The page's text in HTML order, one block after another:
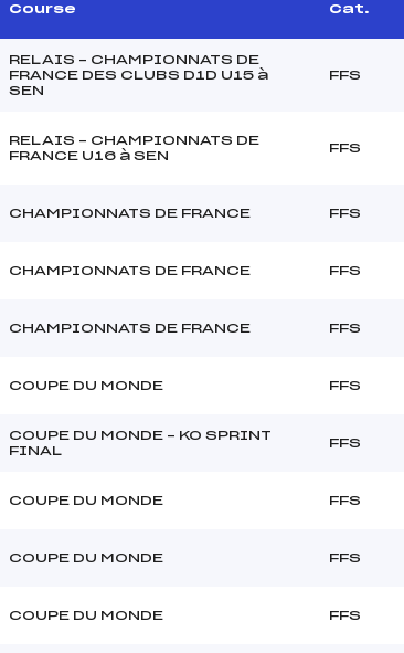
Course Cat.
RELAIS – CHAMPIONNATS DE
FRANCE DES CLUBS D1D U15 à
SEN
FFS
RELAIS – CHAMPIONNATS DE
FRANCE U16 à SEN
FFS
CHAMPIONNATS DE FRANCE FFS
CHAMPIONNATS DE FRANCE FFS
CHAMPIONNATS DE FRANCE FFS
COUPE DU MONDE FFS
COUPE DU MONDE – KO SPRINT
FINAL
FFS
COUPE DU MONDE FFS
COUPE DU MONDE FFS
COUPE DU MONDE FFS